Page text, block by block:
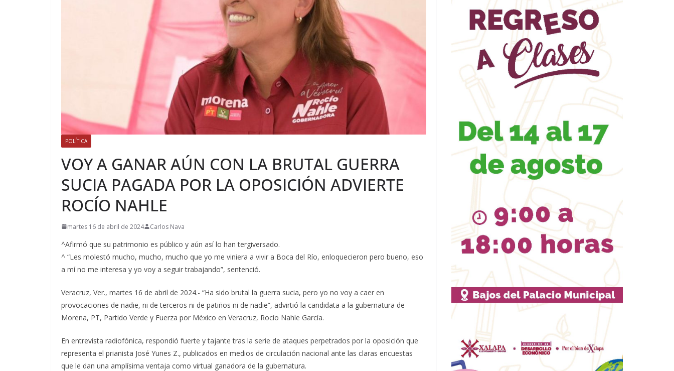
POLÍTICA
VOY A GANAR AÚN CON LA BRUTAL GUERRA
SUCIA PAGADA POR LA OPOSICIÓN ADVIERTE
ROCÍO NAHLE
martes 16 de abril de 2024 Carlos Nava
^Afirmó que su patrimonio es público y aún así lo han tergiversado.
^ “Les molestó mucho, mucho, mucho que yo me viniera a vivir a Boca del Río, enloquecieron pero bueno, eso
a mí no me interesa y yo voy a seguir trabajando”, sentenció.
Veracruz, Ver., martes 16 de abril de 2024.- “Ha sido brutal la guerra sucia, pero yo no voy a caer en
provocaciones de nadie, ni de terceros ni de patiños ni de nadie”, advirtió la candidata a la gubernatura de
Morena, PT, Partido Verde y Fuerza por México en Veracruz, Rocío Nahle García.
En entrevista radiofónica, respondió fuerte y tajante tras la serie de ataques perpetrados por la oposición que
representa el prianista José Yunes Z., publicados en medios de circulación nacional ante las claras encuestas
que le dan una amplísima ventaja como virtual ganadora de la gubernatura.